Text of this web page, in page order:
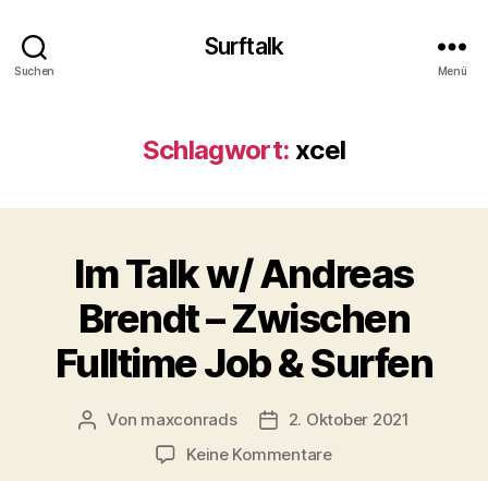
Suchen
Surftalk
Menü
Schlagwort: xcel
Im Talk w/ Andreas
Brendt – Zwischen
Fulltime Job & Surfen
Beitragsautor
Von maxconrads Beitragsdatum
2. Oktober 2021
Keine Kommentarezu